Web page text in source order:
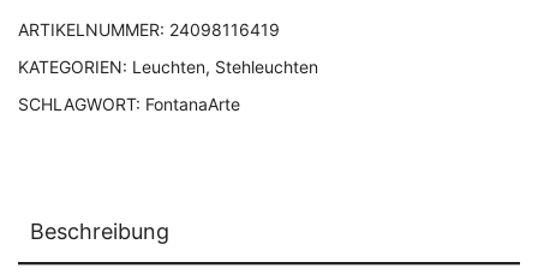
ARTIKELNUMMER: 24098116419
KATEGORIEN: Leuchten, Stehleuchten
SCHLAGWORT: FontanaArte
Beschreibung